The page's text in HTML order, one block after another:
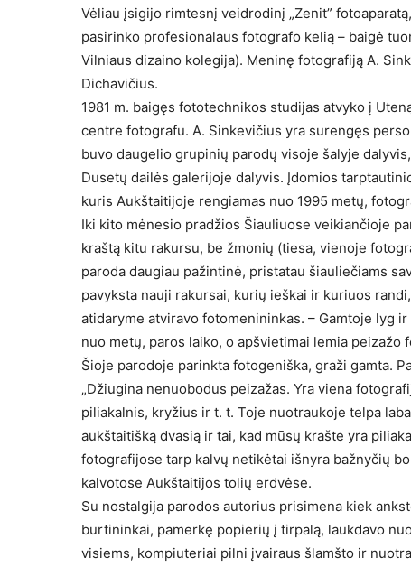
Vėliau įsigijo rimtesnį veidrodinį „Zenit”
pasirinko profesionalaus fotografo kelią – baigė
Vilniaus dizaino kolegija). Meninę fotografiją A.
Dichavičius.
1981 m. baigęs fototechnikos studijas atvyko į
centre fotografu. A. Sinkevičius yra surengęs
buvo daugelio grupinių parodų visoje šalyje
Dusetų dailės galerijoje dalyvis. Įdomios
kuris Aukštaitijoje rengiamas nuo 1995 metų,
Iki kito mėnesio pradžios Šiauliuose veikiančioje
kraštą kitu rakursu, be žmonių (tiesa, vienoje
paroda daugiau pažintinė, pristatau šiauliečiams
pavyksta nauji rakursai, kurių ieškai ir kuriuos
atidaryme atviravo fotomenininkas. – Gamtoje lyg
nuo metų, paros laiko, o apšvietimai lemia peizažo
Šioje parodoje parinkta fotogeniška, graži gamta.
„Džiugina nenuobodus peizažas. Yra viena
piliakalnis, kryžius ir t. t. Toje nuotraukoje telpa
aukštaitišką dvasią ir tai, kad mūsų krašte yra
fotografijose tarp kalvų netikėtai išnyra bažnyčių
kalvotose Aukštaitijos tolių erdvėse.
Su nostalgija parodos autorius prisimena kiek
burtininkai, pamerkę popierių į tirpalą, laukdavo
visiems, kompiuteriai pilni įvairaus šlamšto ir